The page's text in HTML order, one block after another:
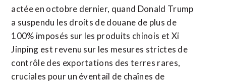
actée en octobre dernier, quand Donald Trump
a suspendu les droits de douane de plus de
100% imposés sur les produits chinois et Xi
Jinping est revenu sur les mesures strictes de
contrôle des exportations des terres rares,
cruciales pour un éventail de chaînes de